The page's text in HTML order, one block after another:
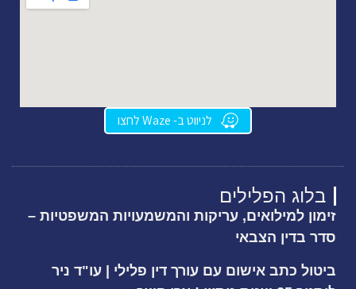
בלוג הפלילים
זימון למילואים, עריקות והמשמעויות המשפטיות –
סדר בדין הצבאי
ביטול כתב אישום עם עורך דין פלילי | עו"ד ניר
לניווט ב- Waze לחצו